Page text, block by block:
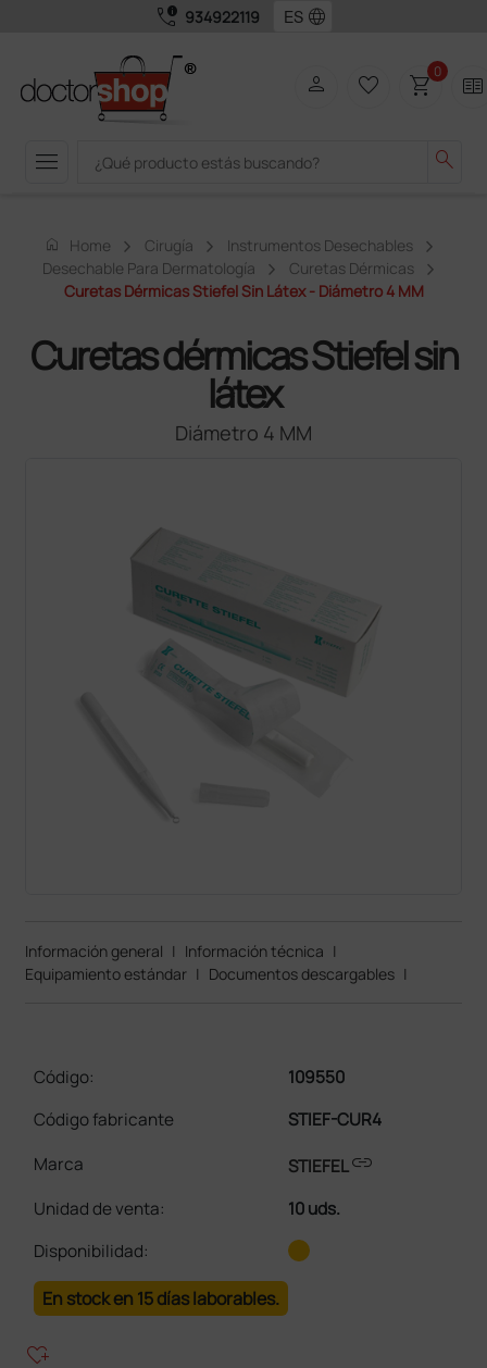
call_quality 934922119 language
menu search
person favorite_border shopping_cart0 two_pager
home Home Cirugía
Instrumentos Desechables
Desechable Para Dermatología
Curetas Dérmicas
Curetas Dérmicas Stiefel Sin Látex - Diámetro 4 MM
Curetas dérmicas Stiefel sin
látex
Diámetro 4 MM
Información general | Información técnica |
Equipamiento estándar | Documentos descargables |
Código:
109550
Código fabricante
STIEF-CUR4
Marca
STIEFELlink
Unidad de venta:
10 uds.
Disponibilidad:
En stock en 15 días laborables.
heart_plus